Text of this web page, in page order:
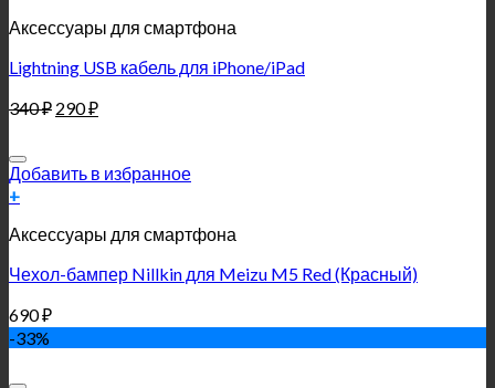
Аксессуары для смартфона
Lightning USB кабель для iPhone/iPad
340₽ 290₽
Добавить в избранное
+
Аксессуары для смартфона
Чехол-бампер Nillkin для Meizu M5 Red (Красный)
690₽
-33%